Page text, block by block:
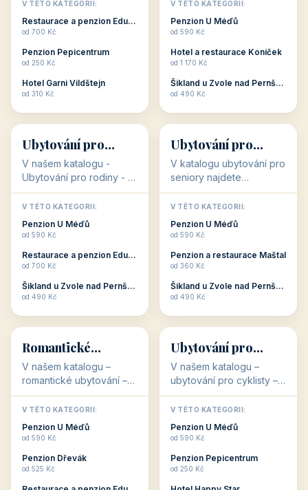
dovolenou přímo
souvisejí. Aktivní
odpočinek jso...
V TÉTO KATEGORII:
Restaurace a penzion Eduard
od 700 Kč
Penzion Pepicentrum
od 250 Kč
Hotel Garni Vildštejn
od 310 Kč
cenově dostupné
ubytování v ČR. Budete
c...
V TÉTO KATEGORII:
Penzion U Méďů
od 590 Kč
Hotel a restaurace Koníček
od 1 170 Kč
Šikland u Zvole nad Pernštejnem
od 490 Kč
👨‍👩‍👧‍👦
👨‍👩‍👧‍👦
34 objektů
Ubytování pro
rodiny
V našem katalogu -
Ubytování pro rodiny -
jsou pro Vás připraveny
objekty, které svojí
polohou či vybaveností,
nabízí klidné ubytování
V TÉTO KATEGORII:
Penzion U Méďů
od 590 Kč
Restaurace a penzion Eduard
od 700 Kč
Šikland u Zvole nad Pernštejnem
od 490 Kč
🧓
🧓
33 objektů
Ubytování pro
seniory
V katalogu ubytování pro
seniory najdete
penziony a hotely, které
jsou přizpůsobeny pro
ubytování klientů vyššího
věku. Některé z nich
V TÉTO KATEGORII:
Penzion U Méďů
od 590 Kč
Penzion a restaurace Maštal
od 360 Kč
Šikland u Zvole nad Pernštejnem
od 490 Kč
💕
💕
Romantické
ubytování
V našem katalogu –
romantické ubytování –
jsou pro Vás připraveny
objekty, které svojí
stavbou, polohou anebo
zaměřením nabízí
Romantické ...
V TÉTO KATEGORII:
Penzion U Méďů
od 590 Kč
Penzion Dřevák
od 525 Kč
🚴
🚴
32 objektů
Ubytování pro
cyklisty
V našem katalogu –
ubytování pro cyklisty –
jsou pro Vás připraveny
objekty, které jsou na
milovníky cykloturistiky
připraveny. Většinou mají
V TÉTO KATEGORII:
Penzion U Méďů
od 590 Kč
Penzion Pepicentrum
od 250 Kč